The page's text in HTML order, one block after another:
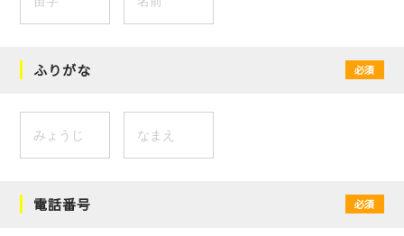
ふりがな 必須
電話番号 必須